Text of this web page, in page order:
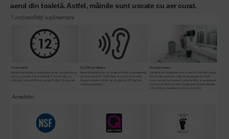
aerul din toaletă. Astfel, mâinile sunt uscate cu aer curat.